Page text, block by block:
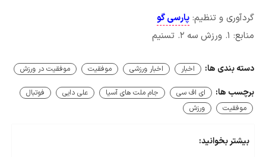
گردآوری و تنظیم: پارسی گو
منابع: ۱. ورزش سه ۲. تسنیم
دسته بندی ها: اخبار اخبار ورزشی موفقیت موفقیت در ورزش
برچسب ها: ای اف سی جام ملت های آسیا علی دایی
فوتبال
موفقیت
ورزش
بیشتر بخوانید: